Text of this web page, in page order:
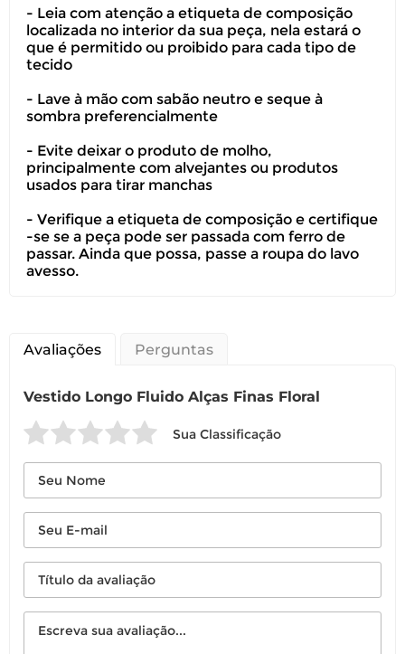
Você possui até 07 dias corridos, após o
esteja sem uso.
devolução.
- Leia com atenção a etiqueta de composição
localizada no interior da sua peça, nela estará o
que é permitido ou proibido para cada tipo de
tecido
- Lave à mão com sabão neutro e seque à
sombra preferencialmente
- Evite deixar o produto de molho,
principalmente com alvejantes ou produtos
usados para tirar manchas
- Verifique a etiqueta de composição e certifique
-se se a peça pode ser passada com ferro de
passar. Ainda que possa, passe a roupa do lavo
avesso.
Avaliações Perguntas
Vestido Longo Fluido Alças Finas Floral
Sua Classificação